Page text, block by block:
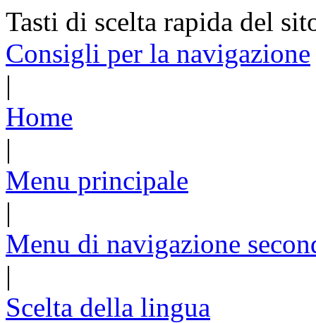
Tasti di scelta rapida del
Consigli per la navigazione
|
Home
|
Menu principale
|
Menu di navigazione
|
Scelta della lingua